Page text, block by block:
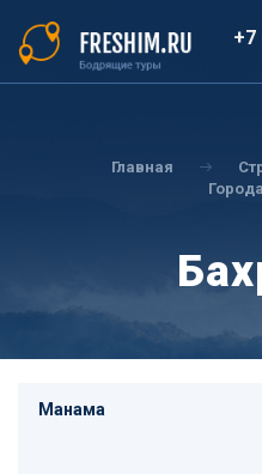
основному
содержанию
+7
Главная
Города
Манама